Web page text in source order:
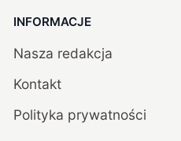
INFORMACJE
Nasza redakcja
Kontakt
Polityka prywatności